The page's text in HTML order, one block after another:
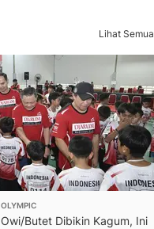
Lihat Semua
OLYMPIC
Owi/Butet Dibikin Kagum, Ini